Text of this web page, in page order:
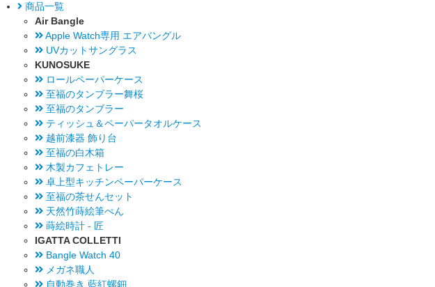
商品一覧
Air Bangle
Apple Watch専用 エアバングル
UVカットサングラス
KUNOSUKE
ロールペーパーケース
至福のタンブラー舞桜
至福のタンブラー
ティッシュ＆ペーパータオルケース
越前漆器 飾り台
至福の白木箱
木製カフェトレー
卓上型キッチンペーパーケース
至福の茶せんセット
天然竹蒔絵筆ぺん
蒔絵時計 - 匠
IGATTA COLLETTI
Bangle Watch 40
メガネ職人
自動巻き 藍紅螺鈿